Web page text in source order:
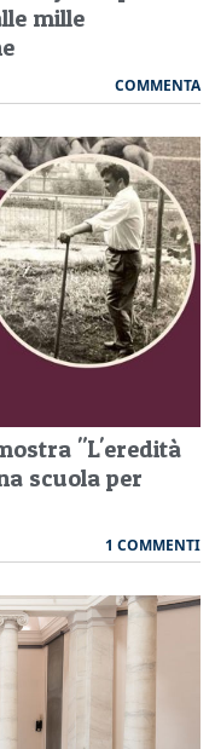
mille
COMMENTA
"L'eredità
scuola per
1 COMMENTI